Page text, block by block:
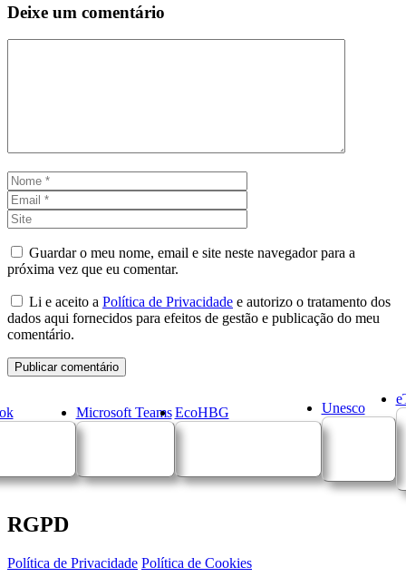
Deixe um comentário
Nome
Guardar o meu nome, email e site neste navegador para a
próxima vez que eu comentar.
Li e aceito a Política de Privacidade e autorizo o tratamento dos
dados aqui fornecidos para efeitos de gestão e publicação do meu
comentário.
Microsoft Teams EcoHBG Unesco
RGPD
Política de Privacidade Política de Cookies